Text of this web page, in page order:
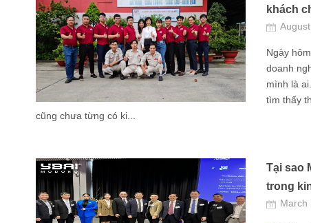
khách
Ngày
doanh
mình là
tìm thấy
cũng chưa từng có ki...
Tại sao
trong
March